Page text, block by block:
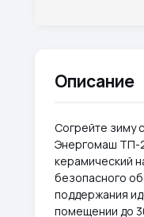
Описание
Согрейте зиму
Энергомаш ТП-
керамический
безопасного
поддержания
помещении до